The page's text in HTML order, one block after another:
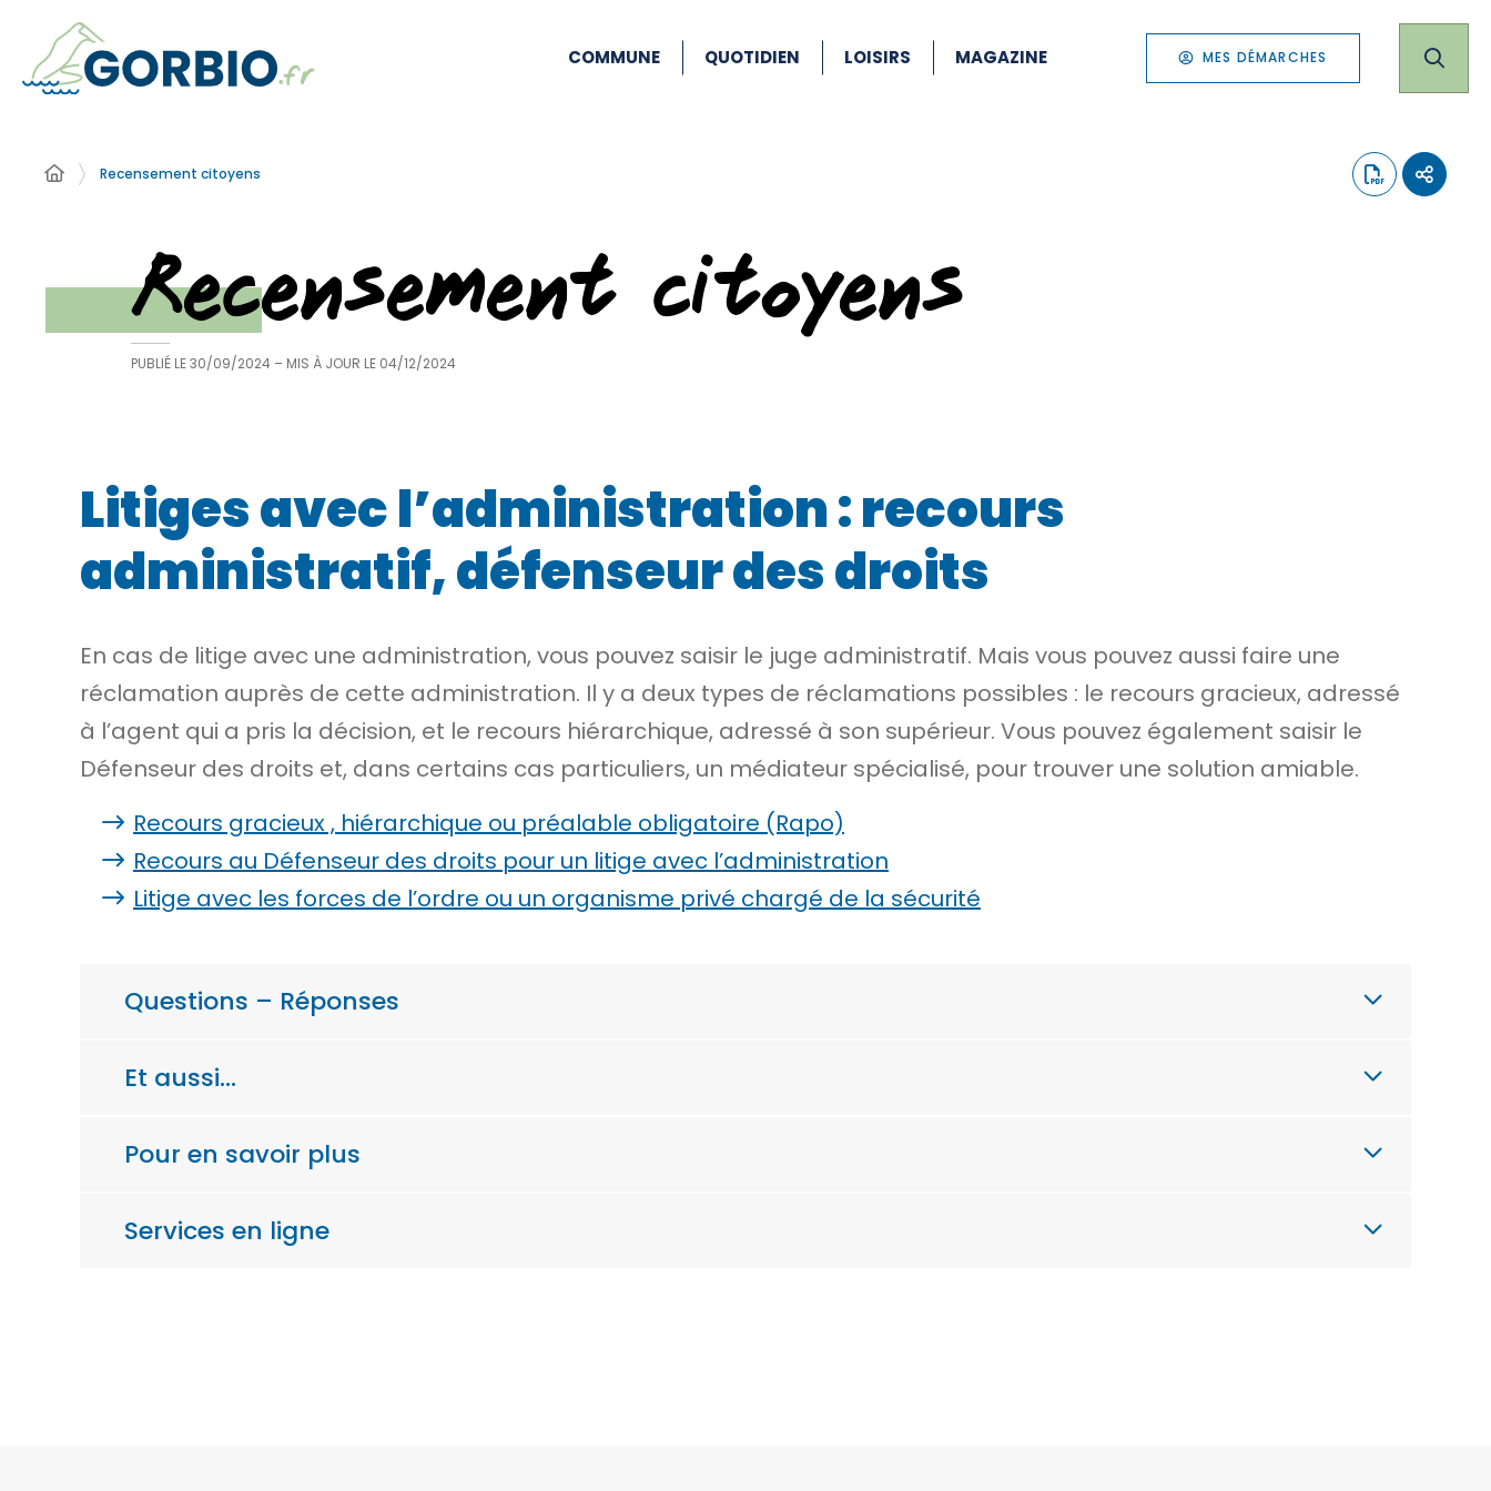
COMMUNE QUOTIDIEN LOISIRS MAGAZINE MES DÉMARCHES
Recensement citoyens
Recensement citoyens
PUBLIÉ LE30/09/2024 – MIS À JOUR LE 04/12/2024
Litiges avec l’administration : recours
administratif, défenseur des droits
En cas de litige avec une administration, vous pouvez saisir le juge administratif. Mais vous pouvez aussi faire une
réclamation auprès de cette administration. Il y a deux types de réclamations possibles : le recours gracieux, adressé
à l’agent qui a pris la décision, et le recours hiérarchique, adressé à son supérieur. Vous pouvez également saisir le
Défenseur des droits et, dans certains cas particuliers, un médiateur spécialisé, pour trouver une solution amiable.
Recours gracieux , hiérarchique ou préalable obligatoire (Rapo)
Recours au Défenseur des droits pour un litige avec l’administration
Litige avec les forces de l’ordre ou un organisme privé chargé de la sécurité
Questions – Réponses
Et aussi…
Pour en savoir plus
Services en ligne